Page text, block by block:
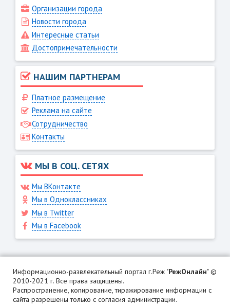
Организации города
Новости города
Интересные статьи
Достопримечательности
НАШИМ ПАРТНЕРАМ
Платное размещение
Реклама на сайте
Сотрудничество
Контакты
МЫ В СОЦ. СЕТЯХ
Мы ВКонтакте
Мы в Одноклассниках
Мы в Twitter
Мы в Facebook
Информационно-развлекательный портал г.Реж "РежОнлайн" ©
2010-2021 г. Все права защищены.
Распространение, копирование, тиражирование информации с
сайта разрешены только с согласия администрации.